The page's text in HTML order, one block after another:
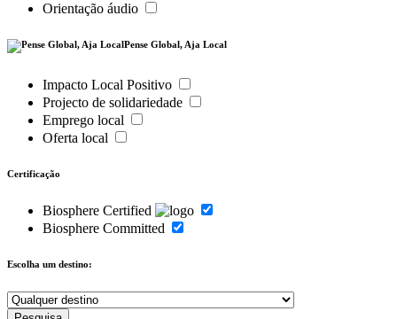
Orientação áudio
Pense Global, Aja Local
Impacto Local Positivo
Projecto de solidariedade
Emprego local
Oferta local
Certificação
Biosphere Certified
Biosphere Committed
Escolha um destino: